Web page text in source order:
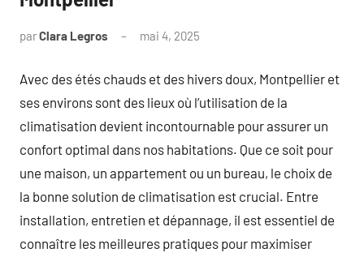
parClara Legros mai 4, 2025
Avec des étés chauds et des hivers doux, Montpellier et
ses environs sont des lieux où l’utilisation de la
climatisation devient incontournable pour assurer un
confort optimal dans nos habitations. Que ce soit pour
une maison, un appartement ou un bureau, le choix de
la bonne solution de climatisation est crucial. Entre
installation, entretien et dépannage, il est essentiel de
connaître les meilleures pratiques pour maximiser